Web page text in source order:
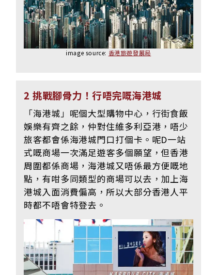
image source: 香港旅遊發展局
2 挑戰腳骨力！行唔完嘅海港城
「海港城」呢個大型購物中心，行街食飯
娛樂有齊之餘，仲對住維多利亞港，唔少
旅客都會係海港城門口打個卡。呢D一站
式嘅商場一次滿足遊客多個願望，但香港
周圍都係商場，海港城又唔係最方便嘅地
點，有咁多同類型的商場可以去，加上海
港城入面消費偏高，所以大部分香港人平
時都不唔會特登去。